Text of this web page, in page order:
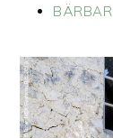
BÄRBAR